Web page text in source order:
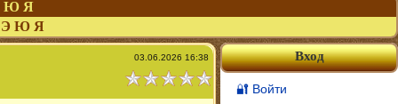
Ю Я
Э Ю Я
03.06.2026 16:38 Вход
🔐 Войти